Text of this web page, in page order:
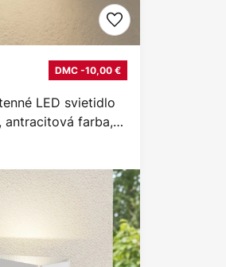
LED svietidlo
antracitová farba,
DMC -10,00 €